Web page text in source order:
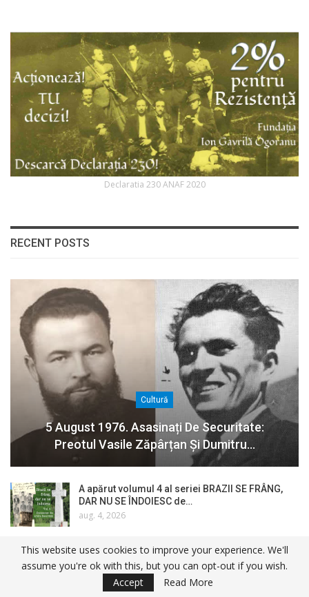
Declaratia 230 ANAF 2020
RECENT POSTS
Cultură
5 August 1976. Asasinați De Securitate:
Preotul Vasile Zăpârțan Și Dumitru…
A apărut volumul 4 al seriei BRAZII SE FRÂNG,
DAR NU SE ÎNDOIESC de…
aug. 4, 2026
1 august 1964. Eliberarea ultimilor deținuți
politici din România…
aug. 3, 2026
This website uses cookies to improve your experience. We'll
assume you're ok with this, but you can opt-out if you wish.
Accept
Read More